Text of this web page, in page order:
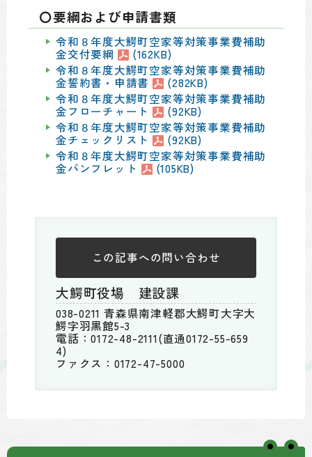
〇要綱および申請書類
令和８年度大鰐町空家等対策事業費補助
金交付要綱
(162KB)
令和８年度大鰐町空家等対策事業費補助
金誓約書・申請書
(282KB)
令和８年度大鰐町空家等対策事業費補助
金フローチャート
(92KB)
令和８年度大鰐町空家等対策事業費補助
金チェックリスト
(92KB)
令和８年度大鰐町空家等対策事業費補助
金パンフレット (105KB)
この記事への問い合わせ
大鰐町役場 建設課
038-0211 青森県南津軽郡大鰐町大字大
鰐字羽黒館5-3
電話：0172-48-2111(直通0172-55-659
4)
ファクス：0172-47-5000